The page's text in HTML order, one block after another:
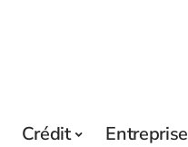
Crédit Entreprise